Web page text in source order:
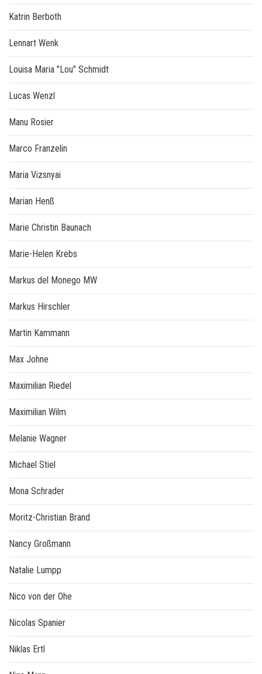
Katrin Berboth
Lennart Wenk
Louisa Maria "Lou" Schmidt
Lucas Wenzl
Manu Rosier
Marco Franzelin
Maria Vizsnyai
Marian Henß
Marie Christin Baunach
Marie-Helen Krebs
Markus del Monego MW
Markus Hirschler
Martin Kammann
Max Johne
Maximilian Riedel
Maximilian Wilm
Melanie Wagner
Michael Stiel
Mona Schrader
Moritz-Christian Brand
Nancy Großmann
Natalie Lumpp
Nico von der Ohe
Nicolas Spanier
Niklas Ertl